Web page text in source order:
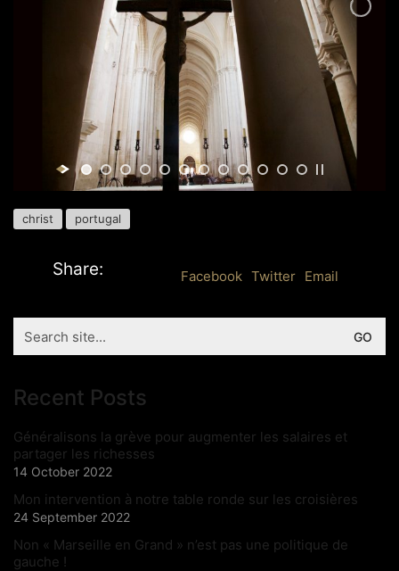
christ portugal
Share: Facebook Twitter Email
for:
Recent Posts
Généralisons la grève pour augmenter les salaires et
partager les richesses
14 October 2022
Mon intervention à notre table ronde sur les croisières
24 September 2022
Non « Marseille en Grand » n’est pas une politique de
gauche !